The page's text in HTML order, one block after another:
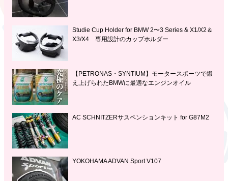
Studie Cup Holder for BMW 2〜3 Series & X1/X2＆
X3/X4 専用設計のカップホルダー
【PETRONAS・SYNTIUM】モータースポーツで鍛
え上げられたBMWに最適なエンジンオイル
AC SCHNITZERサスペンションキット for G87M2
YOKOHAMA ADVAN Sport V107